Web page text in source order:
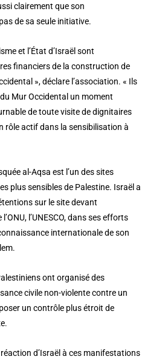
clairement que son
de sa seule initiative.
et l’État d’Israël sont
financiers de la construction de
», déclare l’association. « Ils
Mur Occidental un moment
de toute visite de dignitaires
rôle actif dans la sensibilisation à
al-Aqsa est l’un des sites
plus sensibles de Palestine. Israël a
sur le site devant
l’UNESCO, dans ses efforts
internationale de son
ont organisé des
civile non-violente contre un
un contrôle plus étroit de
d’Israël à ces manifestations